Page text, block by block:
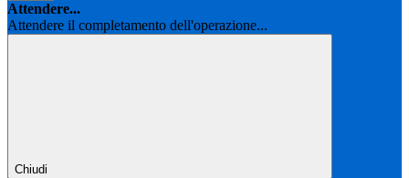
Attendere...
Attendere il completamento dell'operazione...
Chiudi